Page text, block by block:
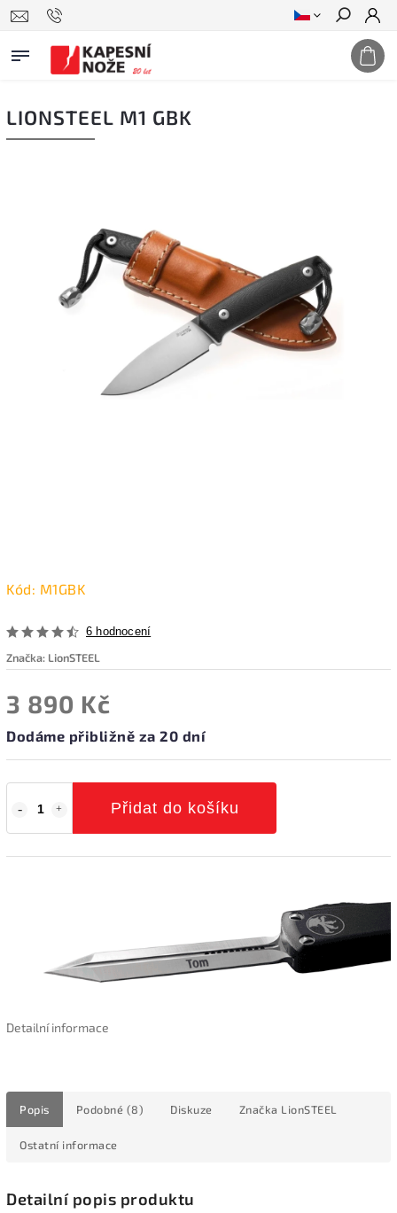
Hledat
LIONSTEEL M1 GBK
Kód: M1GBK
6 hodnocení
Značka: LionSTEEL
3 890 Kč
Dodáme přibližně za 20 dní
Přidat do košíku
Detailní informace
Popis Podobné (8) Diskuze Značka LionSTEEL
Ostatní informace
Detailní popis produktu